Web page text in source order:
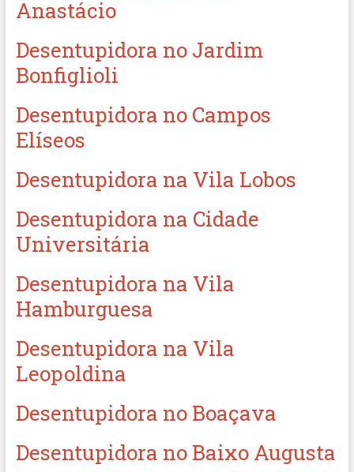
Anastácio
Desentupidora no Jardim
Bonfiglioli
Desentupidora no Campos
Elíseos
Desentupidora na Vila Lobos
Desentupidora na Cidade
Universitária
Desentupidora na Vila
Hamburguesa
Desentupidora na Vila
Leopoldina
Desentupidora no Boaçava
Desentupidora no Baixo Augusta